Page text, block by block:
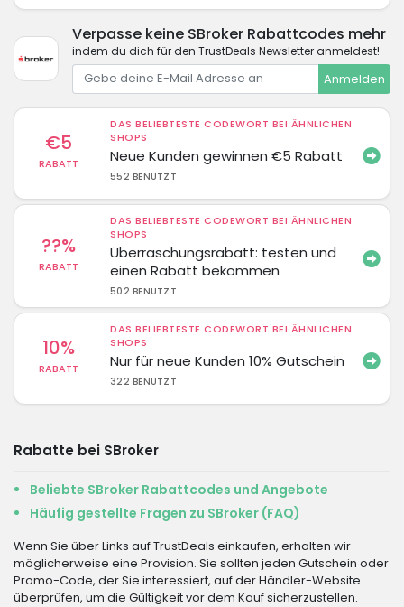
Verpasse keine SBroker Rabattcodes mehr
indem du dich für den TrustDeals Newsletter anmeldest!
Anmelden
€5
RABATT
DAS BELIEBTESTE CODEWORT BEI ÄHNLICHEN
SHOPS
Neue Kunden gewinnen €5 Rabatt
552 BENUTZT
??%
RABATT
DAS BELIEBTESTE CODEWORT BEI ÄHNLICHEN
SHOPS
Überraschungsrabatt: testen und
einen Rabatt bekommen
502 BENUTZT
10%
RABATT
DAS BELIEBTESTE CODEWORT BEI ÄHNLICHEN
SHOPS
Nur für neue Kunden 10% Gutschein
322 BENUTZT
Rabatte bei SBroker
Beliebte SBroker Rabattcodes und Angebote
Häufig gestellte Fragen zu SBroker (FAQ)
Wenn Sie über Links auf TrustDeals einkaufen, erhalten wir
möglicherweise eine Provision. Sie sollten jeden Gutschein oder
Promo-Code, der Sie interessiert, auf der Händler-Website
überprüfen, um die Gültigkeit vor dem Kauf sicherzustellen.